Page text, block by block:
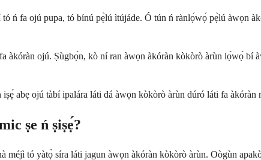
ń fa ojú pupa, tó bínú pẹ̀lú ìtújáde. Ó tún ń rànlọ́wọ́ pẹ̀lú àwọn
àkóràn ojú. Ṣùgbọ́n, kò ní ran àwọn àkóràn kòkòrò àrùn lọ́wọ́
abẹ ojú tàbí ipalára láti dá àwọn kòkòrò àrùn dúró láti fa àkóràn
ṣe ń ṣiṣẹ́?
méjì tó yàtọ̀ síra láti jagun àwọn àkóràn kòkòrò àrùn. Oògùn